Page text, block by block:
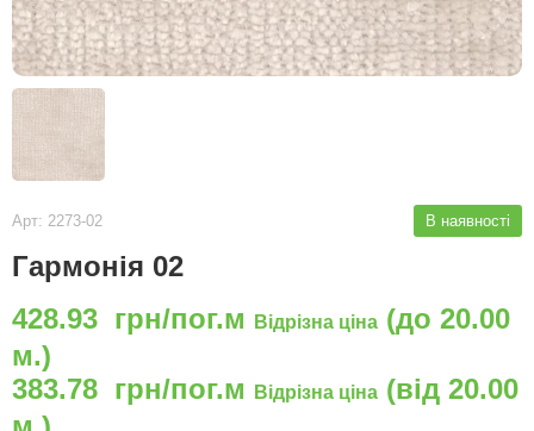
Арт: 2273-02 В наявності
Гармонія 02
428.93 грн/пог.м
Відрізна ціна (до 20.00
м.)
383.78 грн/пог.м
Відрізна ціна (від 20.00